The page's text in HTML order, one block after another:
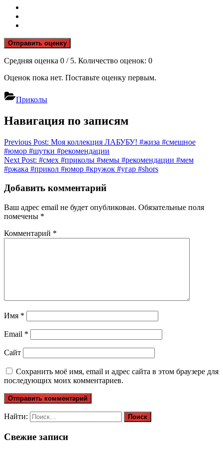
Отправить оценку
Средняя оценка 0 / 5. Количество оценок: 0
Оценок пока нет. Поставьте оценку первым.
Приколы
Навигация по записям
Previous Post: Моя коллекция ЛАБУБУ! #жиза #смешное
#юмор #шутки #рекомендации
Next Post: #смех #приколы #мемы #рекомендации #мем
#ржака #прикол #юмор #кружок #угар #shors
Добавить комментарий
Ваш адрес email не будет опубликован. Обязательные поля
помечены *
Комментарий *
Имя *
Email *
Сайт
Сохранить моё имя, email и адрес сайта в этом браузере для
последующих моих комментариев.
Найти:
Свежие записи